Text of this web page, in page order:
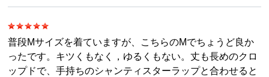
普段Mサイズを着ていますが、こちらのMでちょうど良か
ったです。キツくもなく，ゆるくもない。丈も長めのクロ
ップドで、手持ちのシャンティスターラップと合わせると